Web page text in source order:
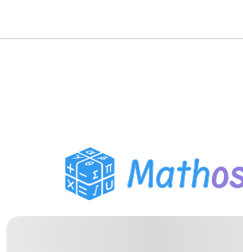
PDF Ödev Yardımcısı
Çalışma Araçları